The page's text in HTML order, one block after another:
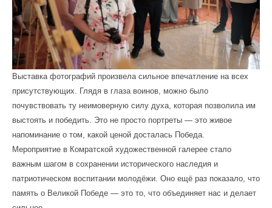
Выставка фотографий произвела сильное впечатление на всех
присутствующих. Глядя в глаза воинов, можно было
почувствовать ту неимоверную силу духа, которая позволила им
выстоять и победить. Это не просто портреты — это живое
напоминание о том, какой ценой досталась Победа.
Мероприятие в Комратской художественной галерее стало
важным шагом в сохранении исторического наследия и
патриотическом воспитании молодёжи. Оно ещё раз показало, что
память о Великой Победе — это то, что объединяет нас и делает